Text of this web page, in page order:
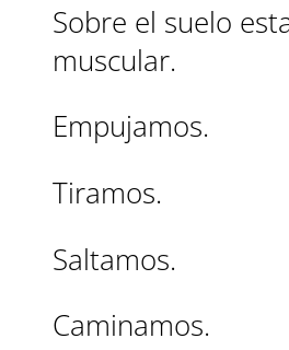
Sobre el suelo
muscular.
Empujamos.
Tiramos.
Saltamos.
Caminamos.